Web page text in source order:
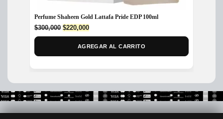
Perfume Shaheen Gold Lattafa Pride EDP 100ml
$300,000 Original
price
$220,000Current
price
is:
AGREGAR AL CARRITO